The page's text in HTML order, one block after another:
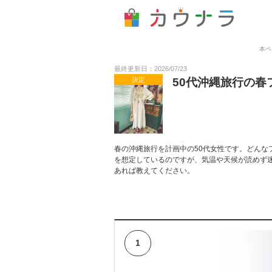
本
最終更新日：2026/07/23
決定
50代沖縄旅行の春
春の沖縄旅行を計画中の50代女性です。どん
を想定しているのですが、気温や天候が読め
あれば教えてください。
1